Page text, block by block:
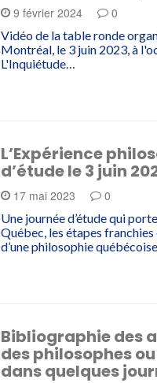
9 février 2024 0
Vidéo de la table ronde
Montréal, le 3 juin 2023, à
L'Inquiétude…
L’Expérience
d’étude le 3 juin
17 mai 2023 0
Une journée d’étude qui
Québec, les étapes
d’une philosophie
Bibliographie des
des philosophes
dans quelques